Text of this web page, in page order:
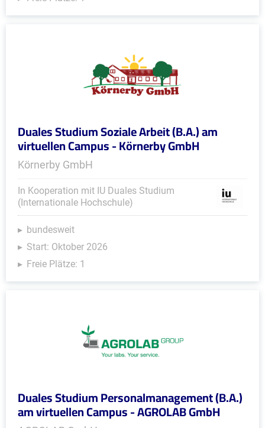
Duales Studium Soziale Arbeit (B.A.) am
virtuellen Campus - Körnerby GmbH
Körnerby GmbH
In Kooperation mit IU Duales Studium
(Internationale Hochschule)
bundesweit
Start: Oktober 2026
Freie Plätze: 1
Duales Studium Personalmanagement (B.A.)
am virtuellen Campus - AGROLAB GmbH